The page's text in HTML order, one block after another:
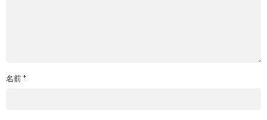
名前*